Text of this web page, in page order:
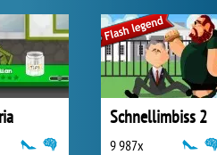
Schnellimbiss 2
9 987x